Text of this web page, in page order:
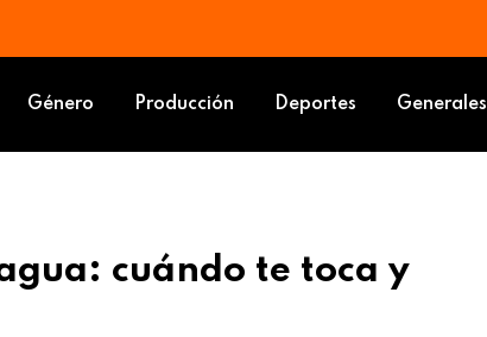
Género Producción Deportes Generales
cuándo te toca y